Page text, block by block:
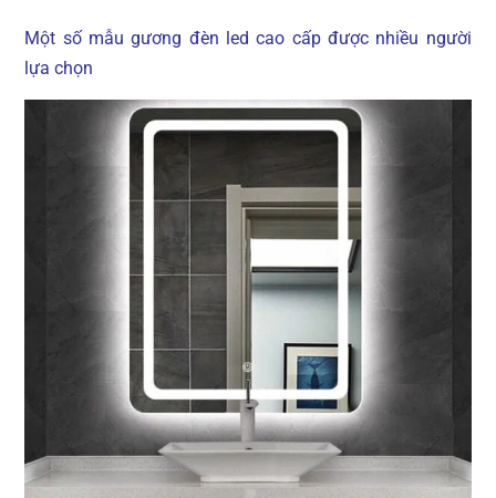
Một số mẫu gương đèn led cao cấp được nhiều người
lựa chọn